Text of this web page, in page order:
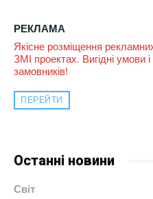
РЕКЛАМА
Якісне розміщення
ЗМІ проектах. Вигідні умови
замовників!
ПЕРЕЙТИ
Останні новини
Світ